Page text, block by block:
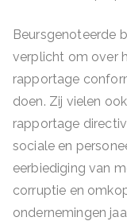
Beursgenoteerde
verplicht om over
rapportage
doen. Zij vielen
rapportage
sociale en
eerbiediging van
corruptie en
ondernemingen